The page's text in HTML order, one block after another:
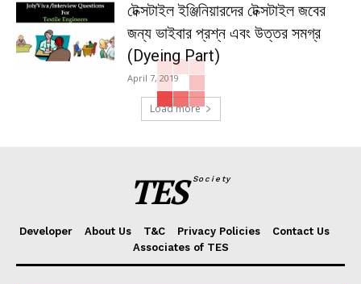
টেক্সটাইল ইঞ্জিনিয়ারদের টেক্সটাইল জবের
জন্য ভাইবার প্রশ্ন এবং উত্তর সমগ্র
(Dyeing Part)
April 7, 2019
Load more
TES Society
Developer About Us T&C Privacy Policies
Contact Us
Associates of TES